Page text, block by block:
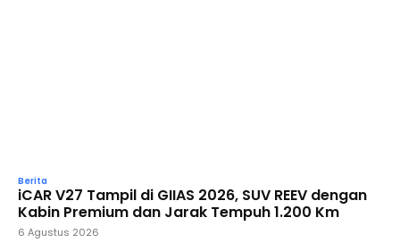
Berita
iCAR V27 Tampil di GIIAS 2026, SUV REEV dengan
Kabin Premium dan Jarak Tempuh 1.200 Km
6 Agustus 2026